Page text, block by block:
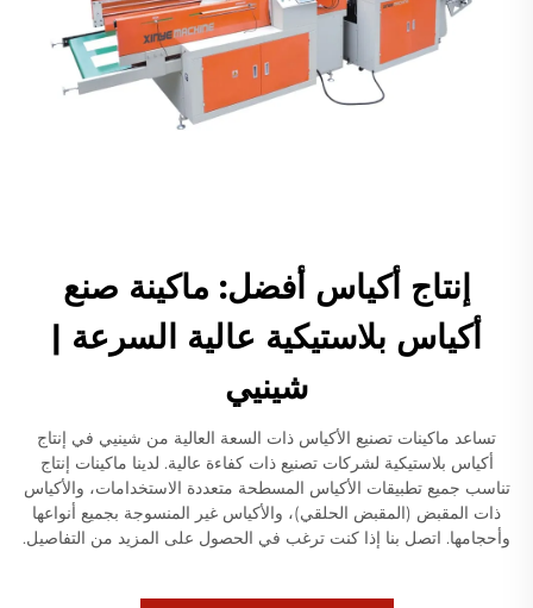
إنتاج أكياس أفضل: ماكينة صنع
أكياس بلاستيكية عالية السرعة |
شينيي
تساعد ماكينات تصنيع الأكياس ذات السعة العالية من شينيي في إنتاج
أكياس بلاستيكية لشركات تصنيع ذات كفاءة عالية. لدينا ماكينات إنتاج
تناسب جميع تطبيقات الأكياس المسطحة متعددة الاستخدامات، والأكياس
ذات المقبض (المقبض الحلقي)، والأكياس غير المنسوجة بجميع أنواعها
وأحجامها. اتصل بنا إذا كنت ترغب في الحصول على المزيد من التفاصيل.